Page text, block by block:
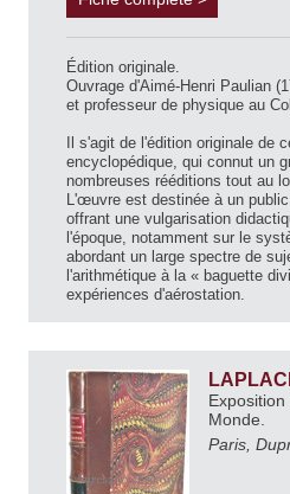
Édition originale.
Ouvrage d'Aimé-Henri Paulian
et professeur de physique au
Il s'agit de l'édition originale de
encyclopédique, qui connut un
nombreuses rééditions tout au
L'œuvre est destinée à un
offrant une vulgarisation
l'époque, notamment sur le
abordant un large spectre de
l'arithmétique à la « baguette
expériences d'aérostation.
Monde.
Paris,